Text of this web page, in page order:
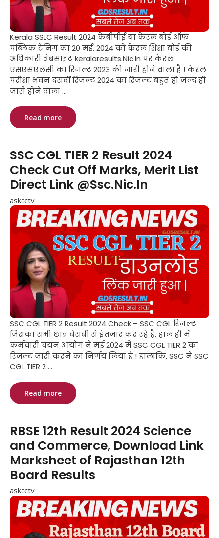
Kerala SSLC Result 2024 केबीपीई या केरल बोर्ड ऑफ
पब्लिक ट्रेनिंग का 20 मई, 2024 को केरल शिक्षा बोर्ड की
अधिकारी वेबसाइट keralaresults.Nic.In पर केरल
एसएसएलसी का रिजल्ट 2023 की जारी होने वाला है ! केरल
परीक्षा भवन दसवीं रिजल्ट 2024 का रिजल्ट बहुत ही जल्द ही
जारी होने वाला ...
Read more
SSC CGL TIER 2 Result 2024
Check Cut Off Marks, Merit List
Direct Link @Ssc.Nic.In
askcctv
SSC CGL TIER 2 Result 2024 Check – SSC CGL रिजल्ट
जिसका सभी छात्र बेसब्री से इंतजार कर रहे है, हाल ही में
कर्मचारी चयन आयोग ने मई 2024 में SSC CGL TIER 2 का
रिजल्ट जारी करने का निर्णय लिया है ! हालांकि, SSC ने SSC
CGL TIER 2 ...
Read more
RBSE 12th Result 2024 Science
and Commerce, Download Link
Marksheet of Rajasthan 12th
Board Results
askcctv